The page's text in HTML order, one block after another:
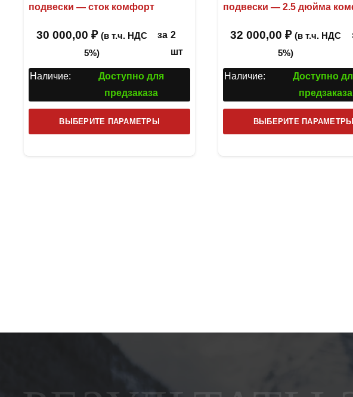
подвески — сток комфорт
30 000,00 ₽ (в т.ч. НДС
5%)
за 2
шт
Наличие:
Доступно для
предзаказа
ВЫБЕРИТЕ ПАРАМЕТРЫ
товар
подвески — 2.5 дюйма
32 000,00₽ (в т.ч. НДС
5%)
Наличие:
Доступно
предзаказа
ВЫБЕРИТЕ ПАРАМЕТРЫ